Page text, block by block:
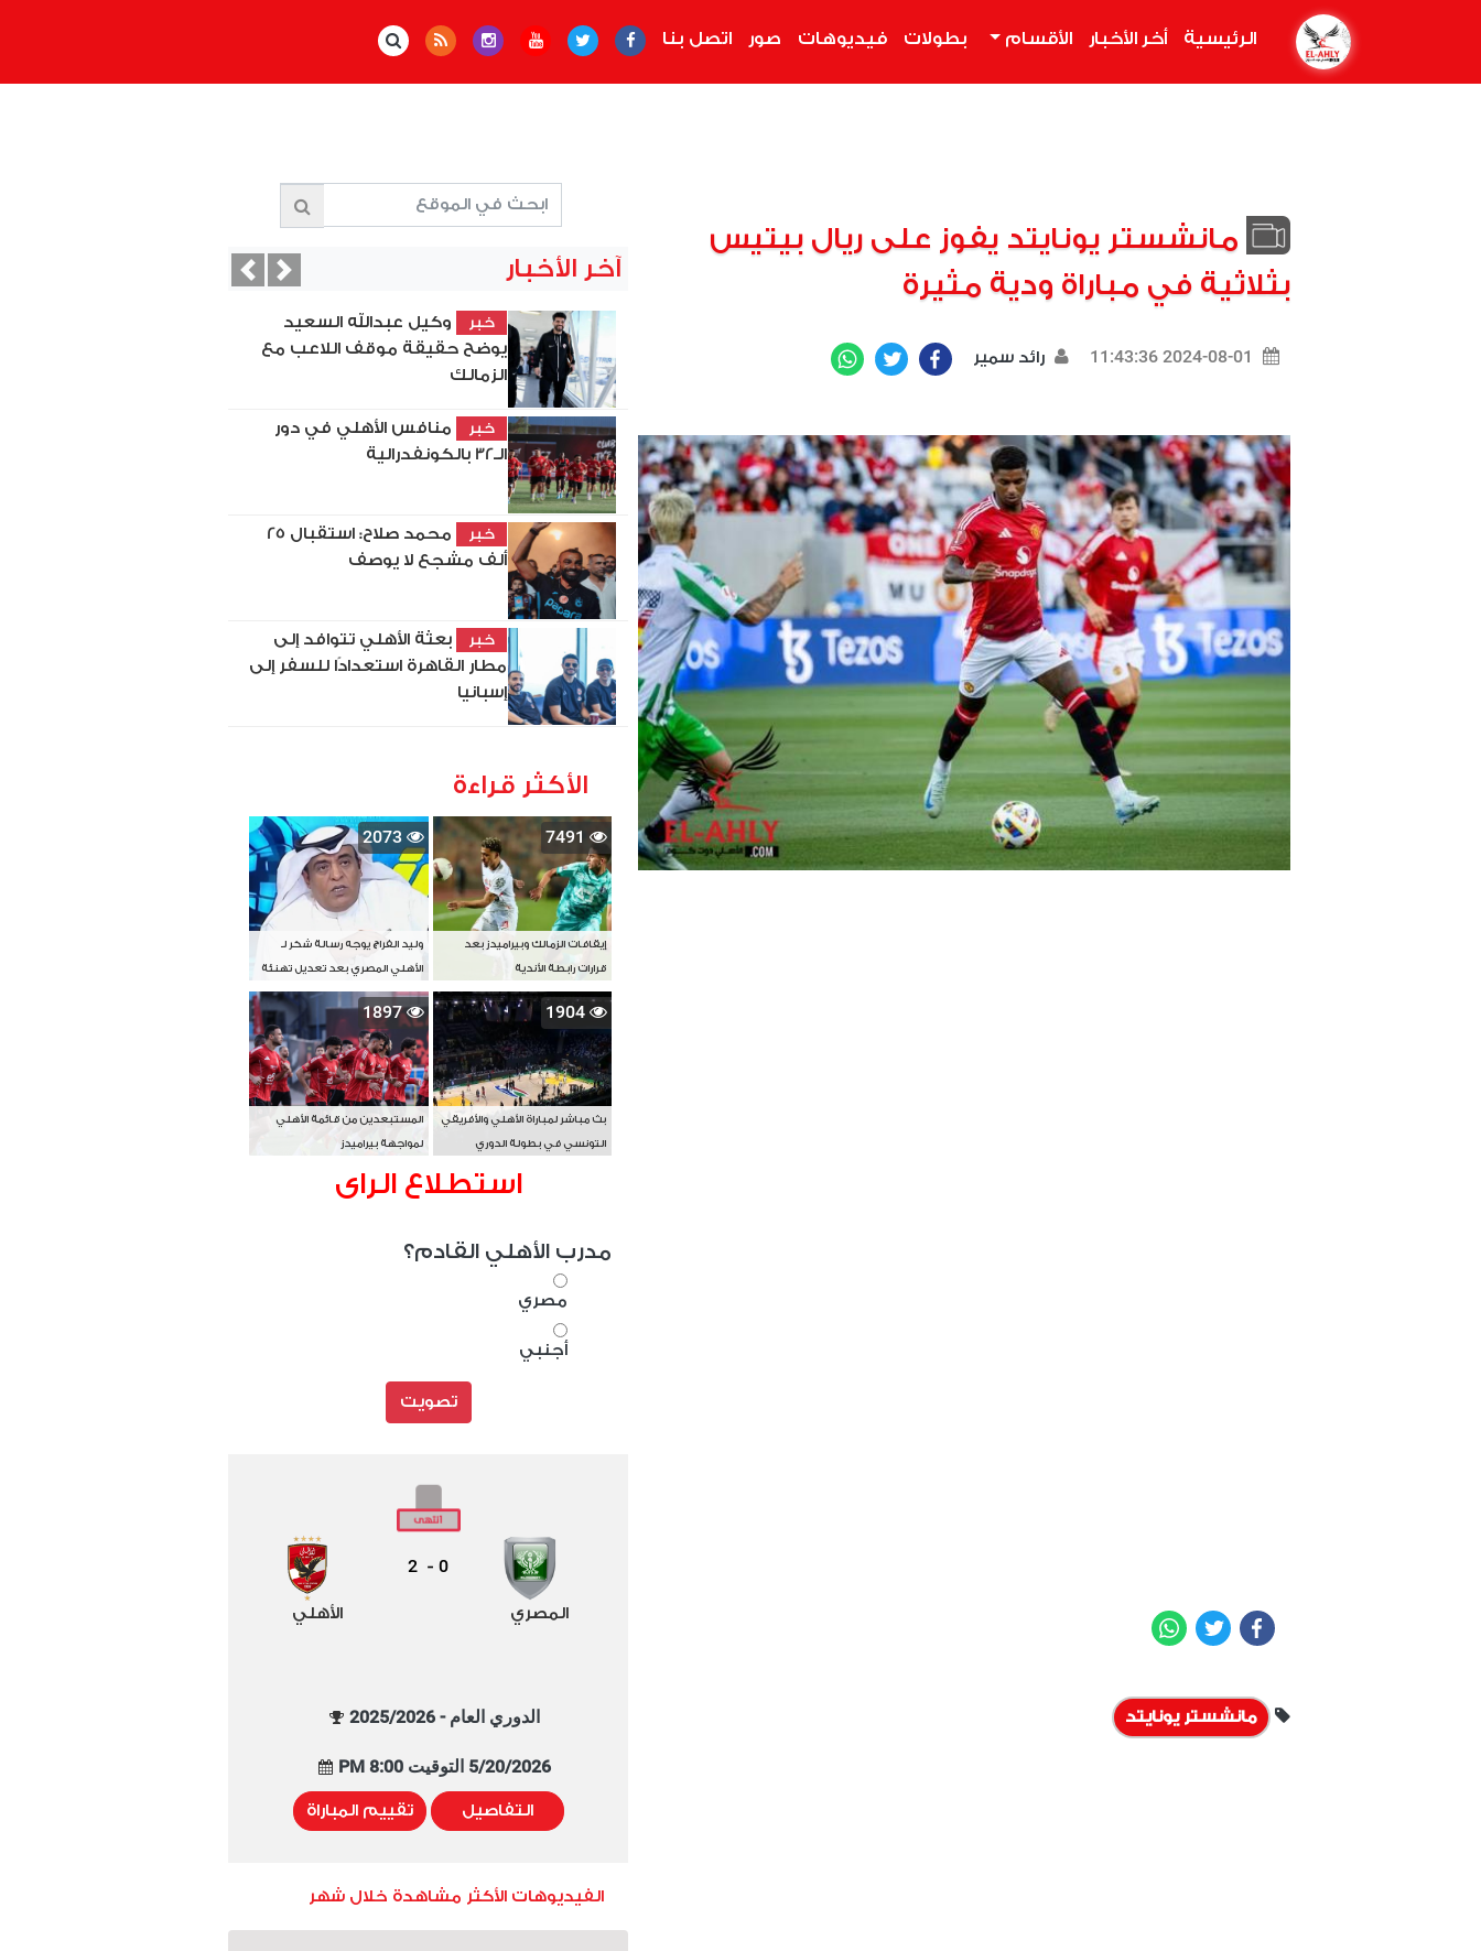
الرئيسية أخر الأخبار الأقسام بطولات فيديوهات صور اتصل بنا
مانشستر يونايتد يفوز على ريال بيتيس
بثلاثية في مباراة ودية مثيرة
2024-08-01 11:43:36 رائد سمير Facebook
Twitter
Facebook
Twitter
مانشستر يونايتد
آخر الأخبار
خبر
وكيل عبدالله السعيد
يوضح حقيقة موقف اللاعب مع
الزمالك
خبر
منافس الأهلي في دور
الـ32 بالكونفدرالية
خبر
محمد صلاح: استقبال 25
ألف مشجع لا يوصف
خبر
بعثة الأهلي تتوافد إلى
مطار القاهرة استعدادًا للسفر إلى
إسبانيا
PreviousNext
الأكثر قراءة
7491
إيقافات الزمالك وبيراميدز بعد
قرارات رابطة الأندية
2073
وليد الفراج يوجه رسالة شكر لـ
الأهلي المصري بعد تعديل تهنئة
بطل آسيا
1904
بث مباشر لمباراة الأهلي والأفريقي
التونسي في بطولة الدوري
1897
المستبعدين من قائمة الأهلي
لمواجهة بيراميدز
استطلاع الراى
مدرب الأهلي القادم؟
مصري
أجنبي
تصويت
المصري
0
-
2
الأهلي
الدوري العام - 2025/2026
5/20/2026 التوقيت 8:00 PM
التفاصيل تقييم المباراة
الفيديوهات الأكثر مشاهدة خلال شهر